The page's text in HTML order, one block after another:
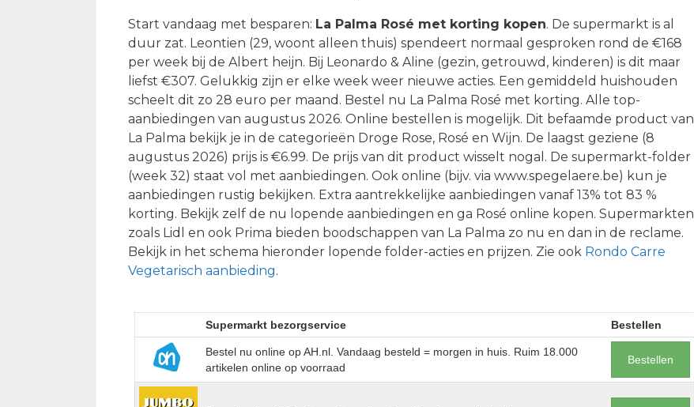
Start vandaag met besparen: La Palma Rosé met korting kopen. De supermarkt is al
duur zat. Leontien (29, woont alleen thuis) spendeert normaal gesproken rond de €168
per week bij de Albert heijn. Bij Leonardo & Aline (gezin, getrouwd, kinderen) is dit maar
liefst €307. Gelukkig zijn er elke week weer nieuwe acties. Een gemiddeld huishouden
scheelt dit zo 28 euro per maand. Bestel nu La Palma Rosé met korting. Alle top-
aanbiedingen van augustus 2026. Online bestellen is mogelijk. Dit befaamde product van
La Palma bekijk je in de categorieën Droge Rose, Rosé en Wijn. De laagst geziene (8
augustus 2026) prijs is €6.99. De prijs van dit product wisselt nogal. De supermarkt-folder
(week 32) staat vol met aanbiedingen. Ook online (bijv. via www.spegelaere.be) kun je
aanbiedingen rustig bekijken. Extra aantrekkelijke aanbiedingen vanaf 13% tot 83 %
korting. Bekijk zelf de nu lopende aanbiedingen en ga Rosé online kopen. Supermarkten
zoals Lidl en ook Prima bieden boodschappen van La Palma zo nu en dan in de reclame.
Bekijk in het schema hieronder lopende folder-acties en prijzen. Zie ook Rondo Carre
Vegetarisch aanbieding.
Supermarkt bezorgservice Bestellen
Bestel nu online op AH.nl. Vandaag besteld = morgen in huis. Ruim 18.000
artikelen online op voorraad
Bestellen